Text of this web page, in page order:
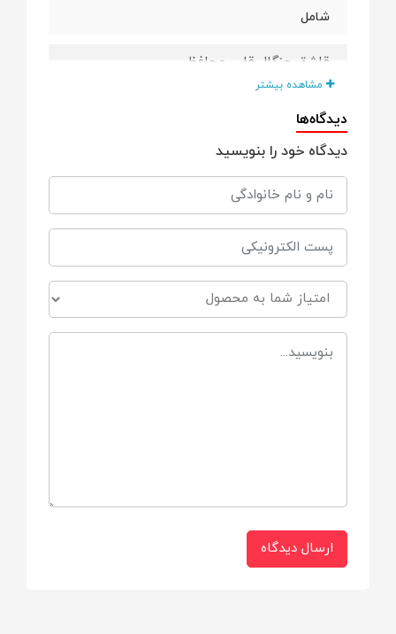
شامل
قاشق چنگال قاب محافظ
ویژگی ها
*فاقد هرگونه مواد مضر شیمیایی (BPA Free)
*طراحی دسته آن طوری است که کودک بتواند
به راحتی قاشق را در دست بگیرد.
*طراحی ارگونومیک
*دارای یک قاب مخصوص
*مناسب برای سیسمونی نوزاد
مشاهده بیشتر
دیدگاه‌ها
دیدگاه خود را بنویسید
ارسال دیدگاه